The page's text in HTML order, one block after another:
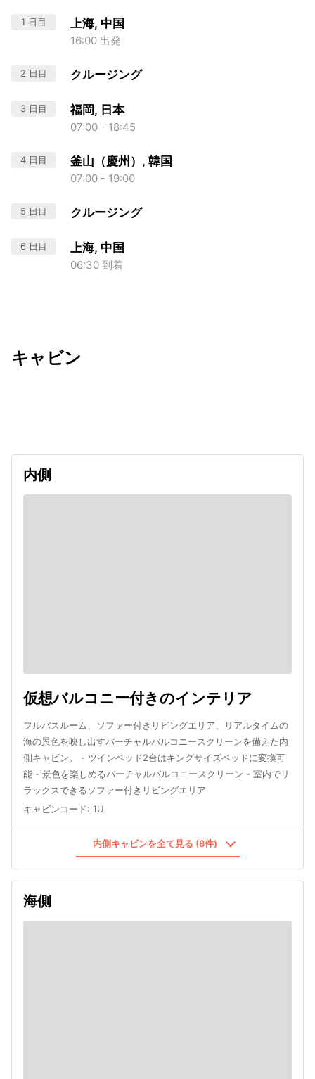
1 日目 上海, 中国
16:00 出発
2 日目 クルージング
3 日目 福岡, 日本
07:00 - 18:45
4 日目 釜山（慶州）, 韓国
07:00 - 19:00
5 日目 クルージング
6 日目 上海, 中国
06:30 到着
キャビン
内側
仮想バルコニー付きのインテリア
フルバスルーム、ソファー付きリビングエリア、リアルタイムの
海の景色を映し出すバーチャルバルコニースクリーンを備えた内
側キャビン。 - ツインベッド2台はキングサイズベッドに変換可
能 - 景色を楽しめるバーチャルバルコニースクリーン - 室内でリ
ラックスできるソファー付きリビングエリア
キャビンコード: 1U
内側キャビンを全て見る (8件)
海側